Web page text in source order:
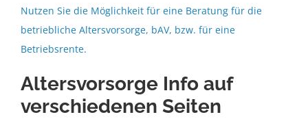
Nutzen Sie die Möglichkeit für eine Beratung für die
betriebliche Altersvorsorge, bAV, bzw. für eine
Betriebsrente.
Altersvorsorge Info auf
verschiedenen Seiten